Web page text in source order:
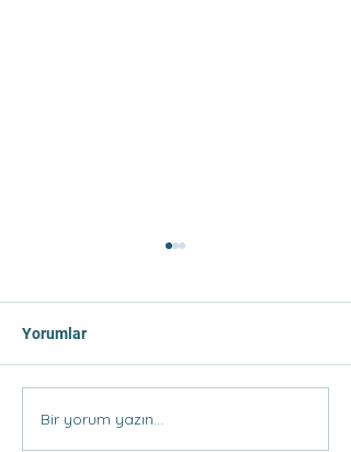
Tercihte Yapılan Hatalar
Yorumlar
Bir yorum yazın...